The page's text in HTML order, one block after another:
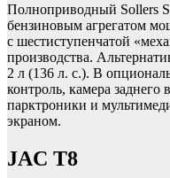
Полноприводный Sollers
бензиновым агрегатом
с шестиступенчатой
производства.
2 л (136 л. с.). В
контроль, камера
парктроники и
экраном.
JAC T8